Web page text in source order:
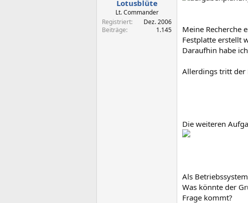
a
m
Lotusblüte
Lt. Commander
Registriert
Dez. 2006
Beiträge
1.145
Meine Recherche
Festplatte erstellt
Daraufhin habe
Allerdings tritt der
Die weiteren
Als
Was könnte der
Frage kommt?